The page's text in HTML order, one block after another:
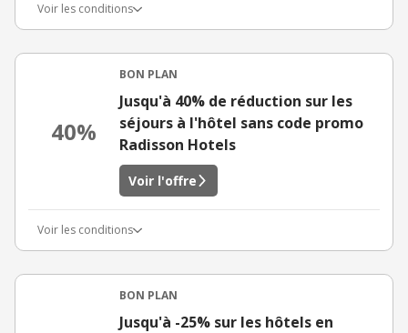
Voir les conditions
40%
BON PLAN
Jusqu'à 40% de réduction sur les
séjours à l'hôtel sans code promo
Radisson Hotels
Voir l'offre
Voir les conditions
BON PLAN
Jusqu'à -25% sur les hôtels en